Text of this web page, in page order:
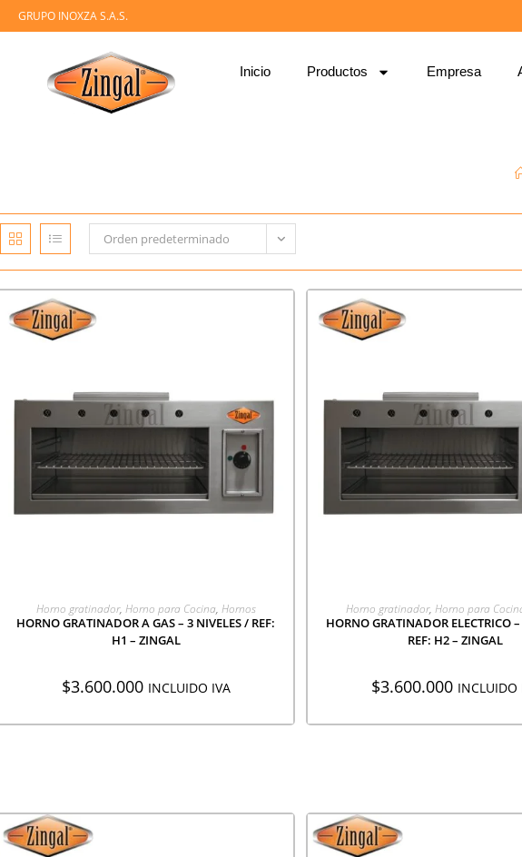
GRUPO INOXZA S.A.S.
Inicio Productos Empresa
Orden predeterminado
AGREGAR A COTIZACIÓN
Horno gratinador, Horno para Cocina, Hornos
HORNO GRATINADOR A GAS – 3 NIVELES / REF:
H1 – ZINGAL
$3.600.000 INCLUIDO IVA
AGREGAR A COTIZACIÓN
Horno gratinador, Horno para
HORNO GRATINADOR ELECTRICO
REF: H2 – ZINGAL
$3.600.000 INCLUIDO